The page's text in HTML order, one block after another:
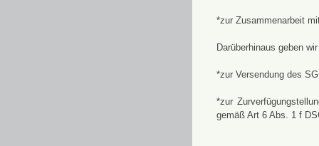
*zur Zusammenarbeit
Darüberhinaus geben
*zur Versendung des
*zur
gemäß Art 6 Abs. 1 f